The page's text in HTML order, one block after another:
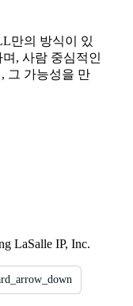
만의 방식이 있
, 사람 중심적인
그 가능성을 만
LaSalle IP, Inc.